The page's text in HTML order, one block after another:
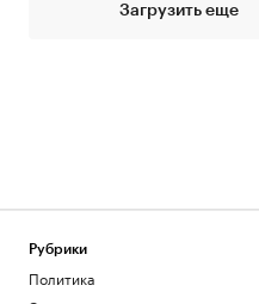
Загрузить еще
Рубрики
Политика